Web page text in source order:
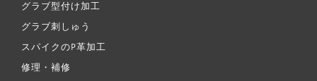
グラブ型付け加工
グラブ刺しゅう
スパイクのP革加工
修理・補修